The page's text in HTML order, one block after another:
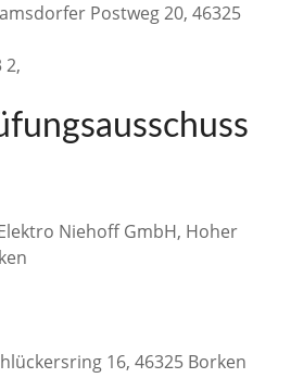
Postweg 20, 46325
2,
Niehoff GmbH, Hoher
16, 46325 Borken